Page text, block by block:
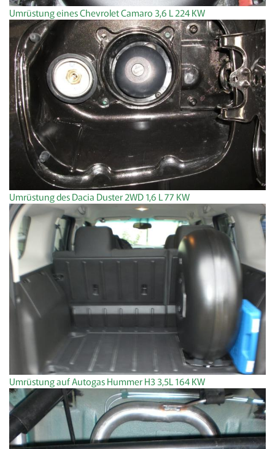
Umrüstung eines Chevrolet Camaro 3,6 L 224 KW
Umrüstung des Dacia Duster 2WD 1,6 L 77 KW
Umrüstung auf Autogas Hummer H3 3,5L 164 KW